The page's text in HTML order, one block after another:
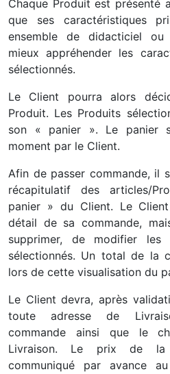
Chaque Produit est présenté
que ses caractéristiques
ensemble de didacticiel
mieux appréhender les
sélectionnés.
Le Client pourra alors
Produit. Les Produits
son « panier ». Le panier
moment par le Client.
Afin de passer commande, il
récapitulatif des articles/
panier » du Client. Le
détail de sa commande,
supprimer, de modifier les
sélectionnés. Un total de la
lors de cette visualisation du
Le Client devra, après
toute adresse de
commande ainsi que le
Livraison. Le prix de la
communiqué par avance